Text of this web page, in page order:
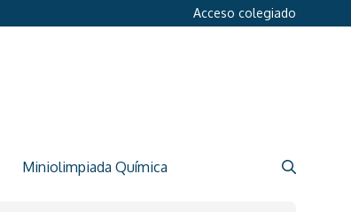
Acceso colegiado
Miniolimpiada Química